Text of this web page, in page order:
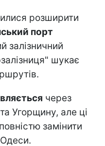
розширити
порт
залізничний
шукає
через
Угорщину, але ці
замінити